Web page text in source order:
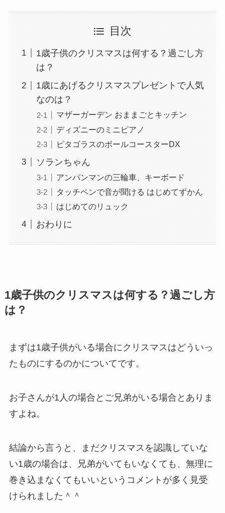
目次
1歳子供のクリスマスは何する？過ごし方
は？
1歳にあげるクリスマスプレゼントで人気
なのは？
マザーガーデン おままごとキッチン
ディズニーのミニピアノ
ピタゴラスのボールコースターDX
ソランちゃん
アンパンマンの三輪車、キーボード
タッチペンで音が聞ける はじめてずかん
はじめてのリュック
おわりに
1歳子供のクリスマスは何する？過ごし方
は？
まずは1歳子供がいる場合にクリスマスはどういっ
たものにするのかについてです。
お子さんが1人の場合とご兄弟がいる場合とありま
すよね。
結論から言うと、まだクリスマスを認識していな
い1歳の場合は、兄弟がいてもいなくても、無理に
巻き込まなくてもいいというコメントが多く見受
けられました＾＾